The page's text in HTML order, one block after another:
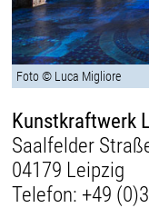
Foto © Luca Migliore
Kunstkraftwerk
Saalfelder
04179 Leipzig
Telefon: +49